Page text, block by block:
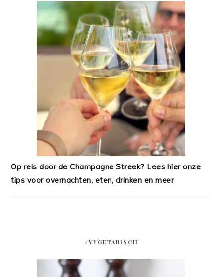
Op reis door de Champagne Streek? Lees hier onze
tips voor overnachten, eten, drinken en meer
#VEGETARISCH